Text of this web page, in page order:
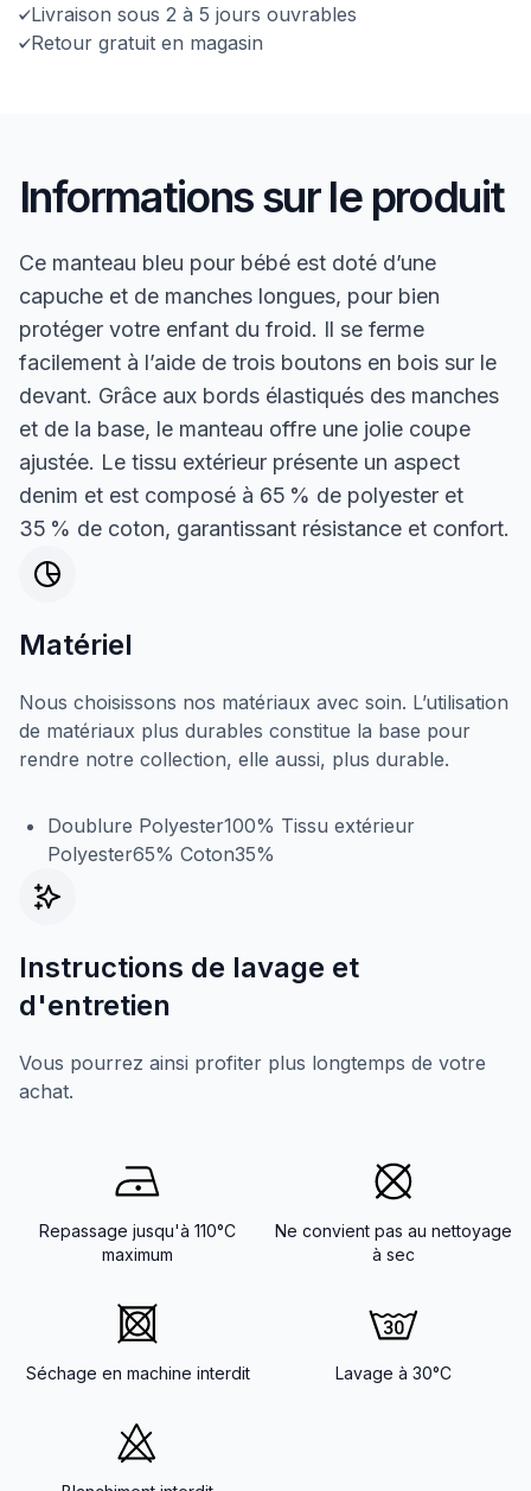
Livraison sous 2 à 5 jours ouvrables
Retour gratuit en magasin
Informations sur le produit
Ce manteau bleu pour bébé est doté d’une
capuche et de manches longues, pour bien
protéger votre enfant du froid. Il se ferme
facilement à l’aide de trois boutons en bois sur le
devant. Grâce aux bords élastiqués des manches
et de la base, le manteau offre une jolie coupe
ajustée. Le tissu extérieur présente un aspect
denim et est composé à 65 % de polyester et
35 % de coton, garantissant résistance et confort.
Matériel
Nous choisissons nos matériaux avec soin. L’utilisation
de matériaux plus durables constitue la base pour
rendre notre collection, elle aussi, plus durable.
Doublure Polyester100% Tissu extérieur
Polyester65% Coton35%
Instructions de lavage et
d'entretien
Vous pourrez ainsi profiter plus longtemps de votre
achat.
Repassage jusqu'à 110°C
maximum
Ne convient pas au nettoyage
à sec
Séchage en machine interdit Lavage à 30°C